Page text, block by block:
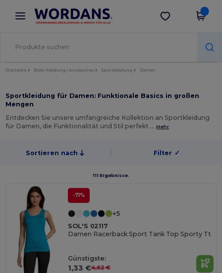
× Wordans App
Bessere Preise in der App!
App holen
Startseite Basic Kleidung | Accessoires Sportkleidung Damen
Sportkleidung für Damen: Funktionale Basics in großen
Mengen
Entdecken Sie unsere umfangreiche Kollektion an Sportkleidung
für Damen, die Funktionalität und Stil perfekt … Mehr
Sortieren nach Filter ✓
111 Ergebnisse.
-71%
+5
SOL'S 02117
Damen Racerback Sport Tank Top Sporty Tt
Günstigste:
1,33 €4,62 €